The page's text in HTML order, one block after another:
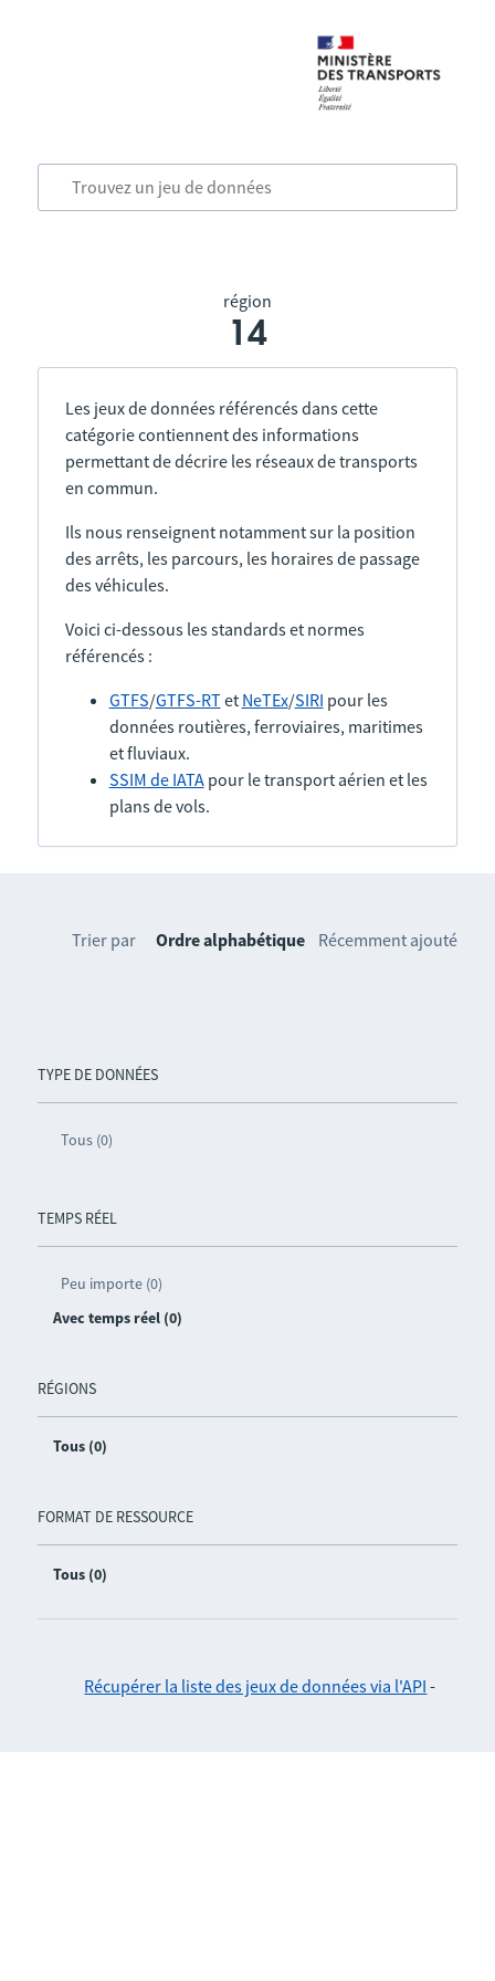
région
14
Les jeux de données référencés dans cette
catégorie contiennent des informations
permettant de décrire les réseaux de transports
en commun.
Ils nous renseignent notamment sur la position
des arrêts, les parcours, les horaires de passage
des véhicules.
Voici ci-dessous les standards et normes
référencés :
GTFS/GTFS-RTet NeTEx/SIRI pour les
données routières, ferroviaires, maritimes
et fluviaux.
SSIM de IATApour le transport aérien et les
plans de vols.
TYPE DE DONNÉES
Tous (0)
TEMPS RÉEL
Peu importe (0)
Avec temps réel (0)
RÉGIONS
Tous (0)
FORMAT DE RESSOURCE
Tous (0)
Trier par Ordre alphabétique Récemment ajouté
Récupérer la liste des jeux de données via l'API -